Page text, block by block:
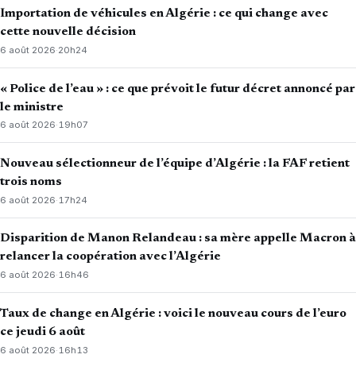
Importation de véhicules en Algérie : ce qui change avec
cette nouvelle décision
6 août 2026·20h24
« Police de l’eau » : ce que prévoit le futur décret annoncé par
le ministre
6 août 2026·19h07
Nouveau sélectionneur de l’équipe d’Algérie : la FAF retient
trois noms
6 août 2026·17h24
Disparition de Manon Relandeau : sa mère appelle Macron à
relancer la coopération avec l’Algérie
6 août 2026·16h46
Taux de change en Algérie : voici le nouveau cours de l’euro
ce jeudi 6 août
6 août 2026· 16h13